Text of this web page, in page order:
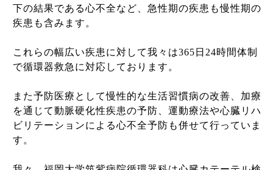
下の結果である心不全など、急性期の疾患も慢性期の
疾患も含みます。
これらの幅広い疾患に対して我々は365日24時間体制
で循環器救急に対応しております。
また予防医療として慢性的な生活習慣病の改善、加療
を通じて動脈硬化性疾患の予防、運動療法や心臓リハ
ビリテーションによる心不全予防も併せて行っていま
す。